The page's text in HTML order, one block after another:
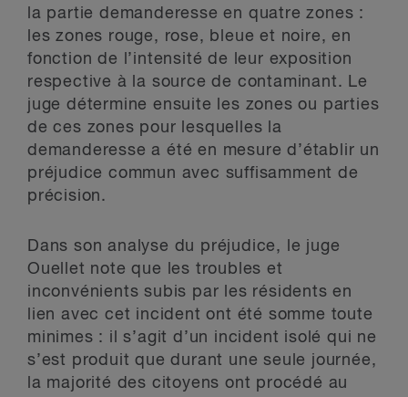
la partie demanderesse en quatre zones :
les zones rouge, rose, bleue et noire, en
fonction de l’intensité de leur exposition
respective à la source de contaminant. Le
juge détermine ensuite les zones ou parties
de ces zones pour lesquelles la
demanderesse a été en mesure d’établir un
préjudice commun avec suffisamment de
précision.
Dans son analyse du préjudice, le juge
Ouellet note que les troubles et
inconvénients subis par les résidents en
lien avec cet incident ont été somme toute
minimes : il s’agit d’un incident isolé qui ne
s’est produit que durant une seule journée,
la majorité des citoyens ont procédé au